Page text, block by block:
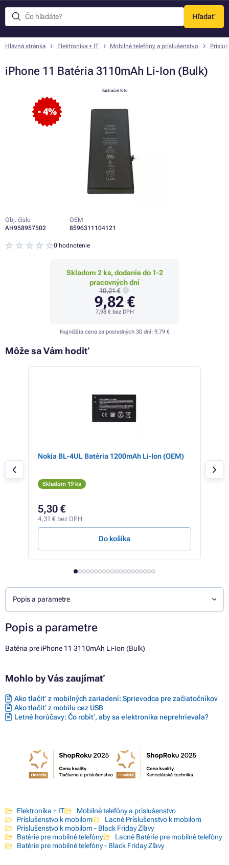
Hľadať
Menu
Hlavná stránka Elektronika + IT Mobilné telefóny a príslušenstvo
iPhone 11 Batéria 3110mAh Li-Ion (Bulk)
- 4%
ilustračné foto
Obj. číslo
AH958957502
OEM
8596311104121
0 hodnotenie
Skladom 2 ks, dodanie do 1-2
pracovných dní
10,21 €
9,82 €
7,98 €bez DPH
Najnižšia cena za posledných 30 dní: 9,79 €
Môže sa Vám hodiť
Nokia BL-4UL Batéria 1200mAh Li-Ion (OEM)
Skladom 19 ks
5,30 €
4,31 € bez DPH
Do košíka
Popis a parametre
Popis a parametre
Batéria pre iPhone 11 3110mAh Li-Ion (Bulk)
Mohlo by Vás zaujímať
Ako tlačiť z mobilných zariadení: Sprievodca pre začiatočníkov
Ako tlačiť z mobilu cez USB
Letné horúčavy: Čo robiť, aby sa elektronika neprehrievala?
Elektronika + IT
Mobilné telefóny a príslušenstvo
Príslušenstvo k mobilom
Lacné Príslušenstvo k mobilom
Príslušenstvo k mobilom - Black Friday Zľavy
Batérie pre mobilné telefóny
Lacné Batérie pre mobilné telefóny
Batérie pre mobilné telefóny - Black Friday Zľavy